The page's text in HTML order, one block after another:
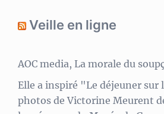
Veille en ligne
AOC media, La morale du
Elle a inspiré "Le déjeuner sur
photos de Victorine Meurent